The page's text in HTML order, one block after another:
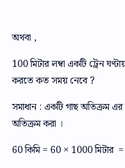
অথবা ,
100 মিটার লম্বা একটি ট্রেন
করতে কত সময় নেবে ?
সমাধান : একটি গাছ অতিক্রম এর
অতিক্রম করা ।
60 কিমি = 60 × 1000 মিটার